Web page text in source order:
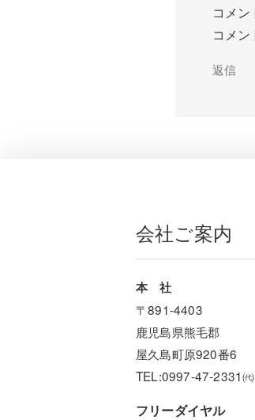
コメ
コメ
返信
会社ご案内
本 社
〒891-4403
鹿児島県熊毛郡
屋久島町原920番6
TEL:0997-47-2331㈹
フリーダイヤル